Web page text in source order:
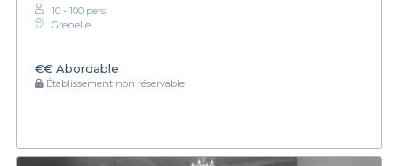
10 - 100 pers.
Grenelle
€€ Abordable
Établissement non réservable